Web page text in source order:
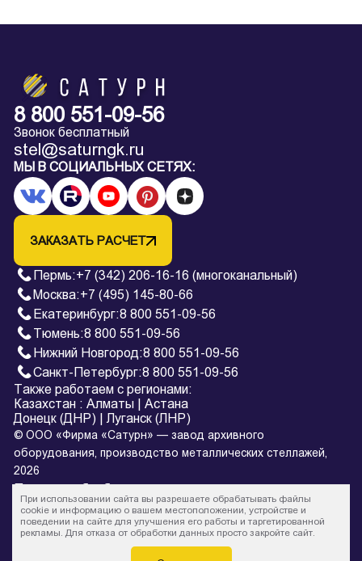
8 800 551-09-56
Звонок бесплатный
stel@saturngk.ru
МЫ В СОЦИАЛЬНЫХ СЕТЯХ:
ЗАКАЗАТЬ РАСЧЕТ
Пермь:+7 (342) 206-16-16 (многоканальный)
Москва:+7 (495) 145-80-66
Екатеринбург:8 800 551-09-56
Тюмень:8 800 551-09-56
Нижний Новгород:8 800 551-09-56
Санкт-Петербург:8 800 551-09-56
Также работаем с регионами:
Казахстан : Алматы
Астана
Донецк (ДНР)
Луганск (ЛНР)
© ООО «Фирма «Сатурн» — завод архивного
оборудования, производство металлических стеллажей,
2026
Политика обработки персональных данных
* Все цены на сайте в процессе обновления и не являются
офертой.
При использовании сайта вы разрешаете обрабатывать файлы
cookie и информацию о вашем местоположении, устройстве и
поведении на сайте для улучшения его работы и таргетированной
рекламы. Для отказа от обработки данных просто закройте сайт.